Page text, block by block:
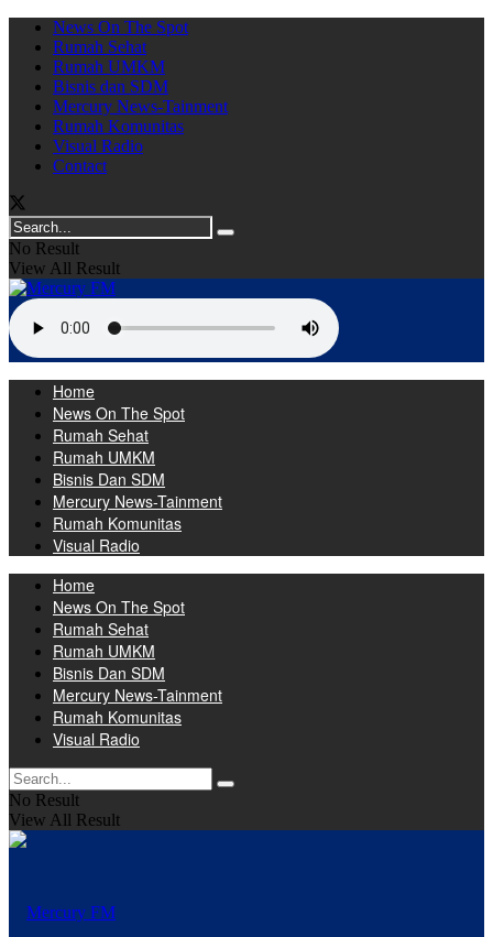
News On The Spot
Rumah Sehat
Rumah UMKM
Bisnis dan SDM
Mercury News-Tainment
Rumah Komunitas
Visual Radio
Contact
No Result
View All Result
Home
News On The Spot
Rumah Sehat
Rumah UMKM
Bisnis Dan SDM
Mercury News-Tainment
Rumah Komunitas
Visual Radio
Home
News On The Spot
Rumah Sehat
Rumah UMKM
Bisnis Dan SDM
Mercury News-Tainment
Rumah Komunitas
Visual Radio
No Result
View All Result